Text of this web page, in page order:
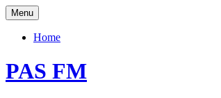
Skip
to
content
Menu
Home
PAS FM